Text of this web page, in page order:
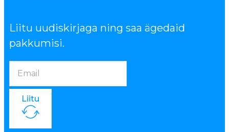
Liitu uudiskirjaga ning saa ägedaid
pakkumisi.
Liitu